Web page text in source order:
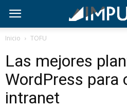
Inicio TOFU
Las mejores
WordPress para
intranet